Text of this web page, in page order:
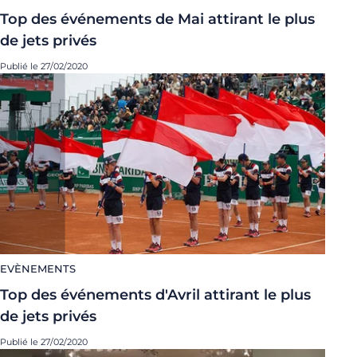
Top des événements de Mai attirant le plus
de jets privés
Publié le 27/02/2020
EVÈNEMENTS
Top des événements d'Avril attirant le plus
de jets privés
Publié le 27/02/2020